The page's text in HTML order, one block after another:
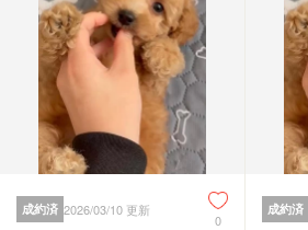
成約済 2026/03/10 更新
0
成約済